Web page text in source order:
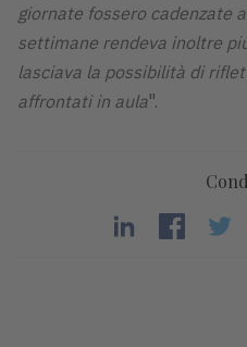
giornate fossero cadenzate
settimane rendeva inoltre
lasciava la possibilità di
affrontati in aula".